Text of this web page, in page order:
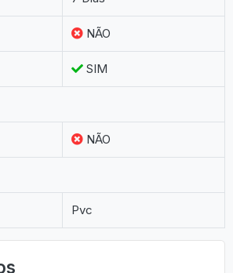
NÃO
SIM
NÃO
Pvc